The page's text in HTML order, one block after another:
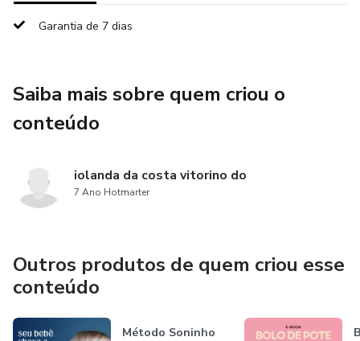
Garantia de 7 dias
Saiba mais sobre quem criou o
conteúdo
iolanda da costa vitorino do
7 Ano Hotmarter
Outros produtos de quem criou esse
conteúdo
Método Soninho